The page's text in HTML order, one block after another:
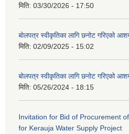
मिति: 03/30/2026 - 17:50
बोलपत्र स्वीकृतिका लागि छनोट गरिएको
मिति: 02/09/2025 - 15:02
बोलपत्र स्वीकृतिका लागि छनोट गरिएको
मिति: 05/26/2024 - 18:15
Invitation for Bid of Procurement
for Kerauja Water Supply Project